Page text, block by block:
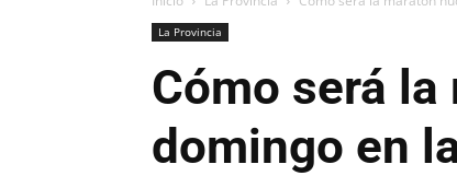
La Provincia
Cómo será
domingo en